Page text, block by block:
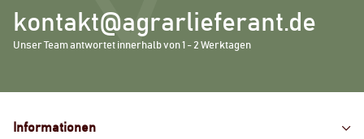
kontakt@agrarlieferant.de
Unser Team antwortet innerhalb von 1 - 2 Werktagen
Informationen